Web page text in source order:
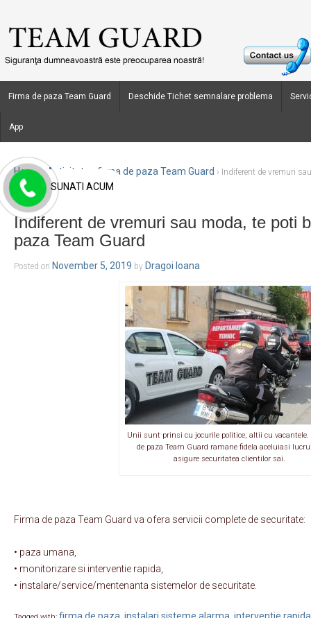
Firma de paza Team Guard Deschide Tichet semnalare problema
App
Home › Activitate - firma de paza Team Guard › Indiferent de vremuri
Team Guard
Indiferent de vremuri sau moda, te poti
paza Team Guard
Posted on November 5, 2019 by Dragoi Ioana
Unii sunt prinsi cu jocurile politice, altii cu vacantele.
de paza Team Guard ramane fidela aceluiasi
asigure securitatea clientilor sai.
Firma de paza Team Guard va ofera servicii complete de securitate:
• paza umana,
• monitorizare si interventie rapida,
• instalare/service/mentenanta sistemelor de securitate.
SUNATI ACUM